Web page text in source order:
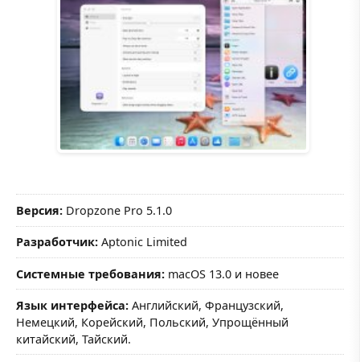
Версия: Dropzone Pro 5.1.0
Разработчик: Aptonic Limited
Системные требования: macOS 13.0 и новее
Язык интерфейса: Английский, Французский,
Немецкий, Корейский, Польский, Упрощённый
китайский, Тайский.